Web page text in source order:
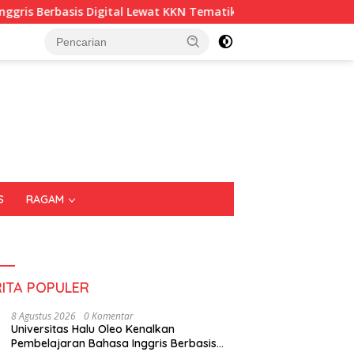
Digital Lewat KKN Tematik di Desa Alebo
RAGAM
POPULER
8 Agustus 2026 0 Komentar
Universitas Halu Oleo Kenalkan
Pembelajaran Bahasa Inggris Berbasis